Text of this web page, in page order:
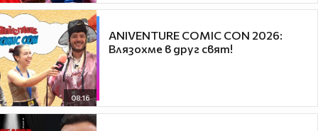
08:16
ANIVENTURE COMIC CON 2026:
Влязохме в друг свят!